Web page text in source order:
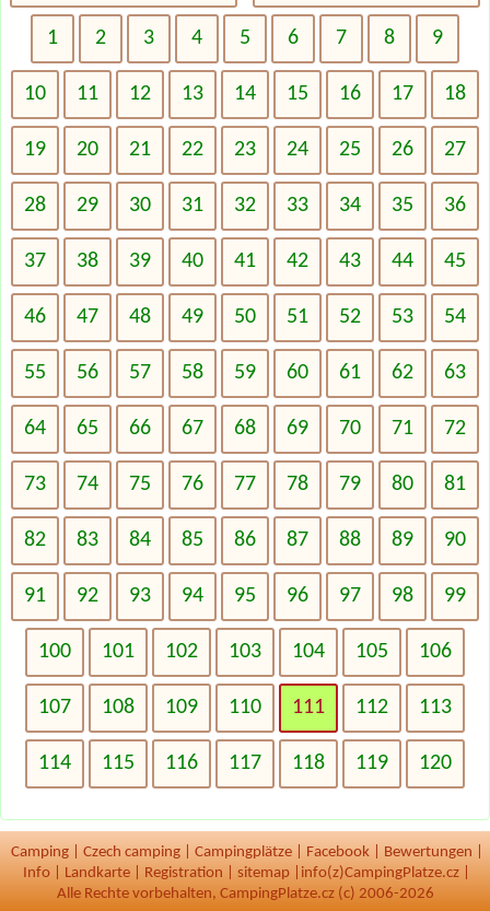
1 2 3 4 5 6 7 8 9
10 11 12 13 14 15 16 17 18
19 20 21 22 23 24 25 26 27
28 29 30 31 32 33 34 35 36
37 38 39 40 41 42 43 44 45
46 47 48 49 50 51 52 53 54
55 56 57 58 59 60 61 62 63
64 65 66 67 68 69 70 71 72
73 74 75 76 77 78 79 80 81
82 83 84 85 86 87 88 89 90
91 92 93 94 95 96 97 98 99
100 101 102 103 104 105 106
107 108 109 110 111 112 113
114 115 116 117 118 119 120
Camping Czech camping Campingplätze Facebook Bewertungen
Info
Landkarte Registration sitemap
info(z)CampingPlatze.cz |
Alle Rechte vorbehalten, CampingPlatze.cz (c) 2006-2026